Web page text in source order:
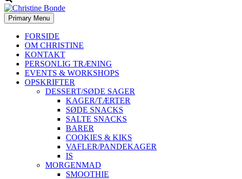
Primary Menu
FORSIDE
OM CHRISTINE
KONTAKT
PERSONLIG TRÆNING
EVENTS & WORKSHOPS
OPSKRIFTER
DESSERT/SØDE SAGER
KAGER/TÆRTER
SØDE SNACKS
SALTE SNACKS
BARER
COOKIES & KIKS
VAFLER/PANDEKAGER
IS
MORGENMAD
SMOOTHIE